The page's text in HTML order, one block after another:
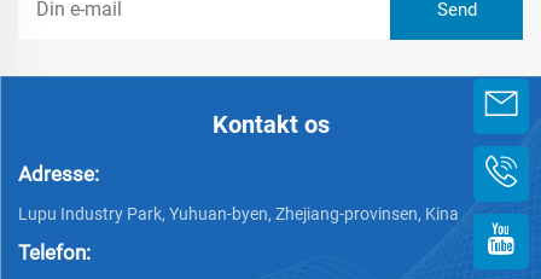
Kontakt os
Adresse:
Lupu Industry Park, Yuhuan-byen, Zhejiang-provinsen, Kina
Telefon: